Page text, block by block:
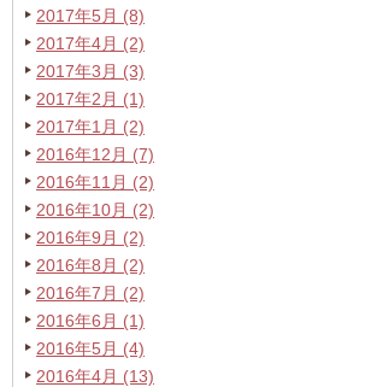
2017年5月 (8)
2017年4月 (2)
2017年3月 (3)
2017年2月 (1)
2017年1月 (2)
2016年12月 (7)
2016年11月 (2)
2016年10月 (2)
2016年9月 (2)
2016年8月 (2)
2016年7月 (2)
2016年6月 (1)
2016年5月 (4)
2016年4月 (13)